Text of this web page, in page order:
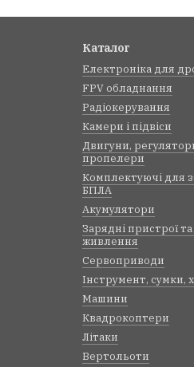
Каталог
Електроніка для
FPV обладнання
Радіокерування
Камери і підвіси
Двигуни,
пропелери
Комплектуючі для
БПЛА
Акумулятори
Зарядні пристрої
живлення
Сервоприводи
Інструмент, сумки,
Машини
Квадрокоптери
Літаки
Вертольоти